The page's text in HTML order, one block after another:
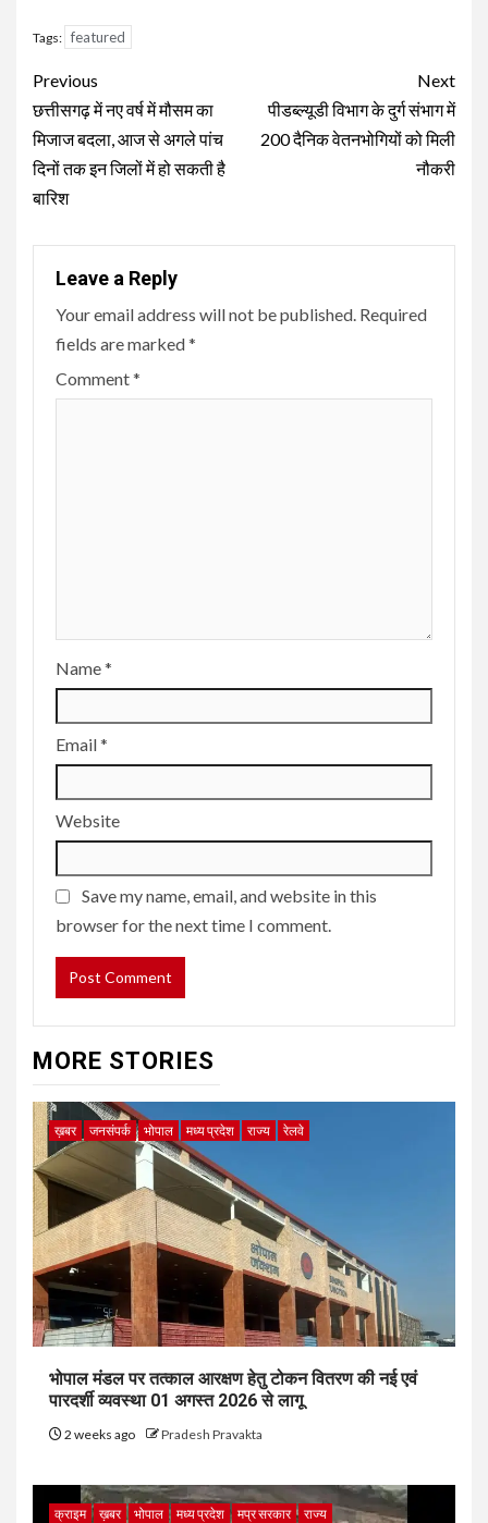
Tags: featured
Continue
Reading
Previous
छत्तीसगढ़ में नए वर्ष में मौसम का
मिजाज बदला, आज से अगले पांच
दिनों तक इन जिलों में हो सकती है
बारिश
Next
पीडब्ल्यूडी विभाग के दुर्ग संभाग में
200 दैनिक वेतनभोगियों को मिली
नौकरी
Leave a Reply
Your email address will not be published. Required
fields are marked*
Comment*
Name*
Email*
Website
Save my name, email, and website in this
browser for the next time I comment.
MORE STORIES
ख़बर जनसंपर्क भोपाल मध्य प्रदेश राज्य रेलवे
भोपाल मंडल पर तत्काल आरक्षण हेतु टोकन वितरण की नई एवं
पारदर्शी व्यवस्था 01 अगस्त 2026 से लागू
2 weeks ago Pradesh Pravakta
क्राइम ख़बर भोपाल मध्य प्रदेश मप्र सरकार राज्य